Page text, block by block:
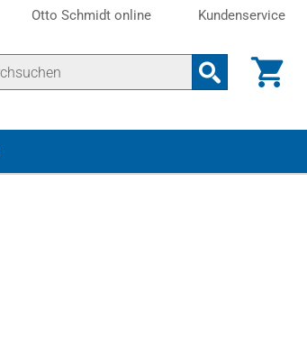
Otto Schmidt online Kundenservice